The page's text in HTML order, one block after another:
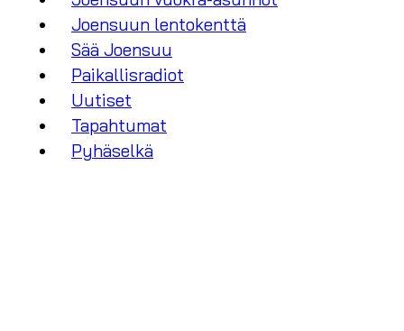
Joensuun lentokenttä
Sää Joensuu
Paikallisradiot
Uutiset
Tapahtumat
Pyhäselkä